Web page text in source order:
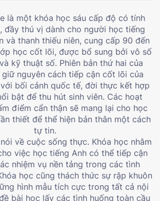
là một khóa học sáu cấp độ có tính
đầy thú vị dành cho người học tiếng
và thanh thiếu niên, cung cấp 90 đến
học cốt lõi, được bổ sung bởi vô số
kỹ thuật số. Phiên bản thứ hai của
nguyên cách tiếp cận cốt lõi của
bối cảnh quốc tế, đời thực kết hợp
bật để thu hút sinh viên. Các hoạt
điểm cẩn thận sẽ mang lại cho học
thiết để thể hiện bản thân một cách
tự tin.
về cuộc sống thực. Khóa học nhằm
việc học tiếng Anh có thể tiếp cận
nhiệm vụ nền tảng trong các tình
học cũng thách thức sự rập khuôn
hình mẫu tích cực trong tất cả nội
bài học lấy các tình huống toàn cầu